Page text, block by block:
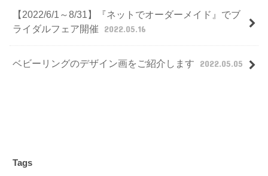
【2022/6/1～8/31】『ネットでオーダーメイド』でブ
ライダルフェア開催
2022.05.16
ベビーリングのデザイン画をご紹介します 2022.05.05
Tags